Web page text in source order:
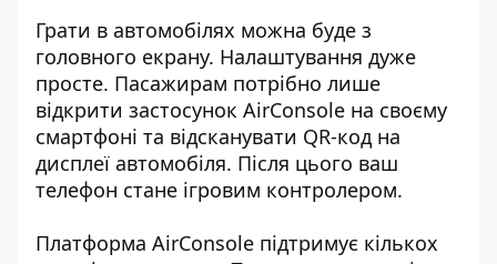
Грати в автомобілях можна буде з
головного екрану. Налаштування дуже
просте. Пасажирам потрібно лише
відкрити застосунок AirConsole на своєму
смартфоні та відсканувати QR-код на
дисплеї автомобіля. Після цього ваш
телефон стане ігровим контролером.
Платформа AirConsole підтримує кількох